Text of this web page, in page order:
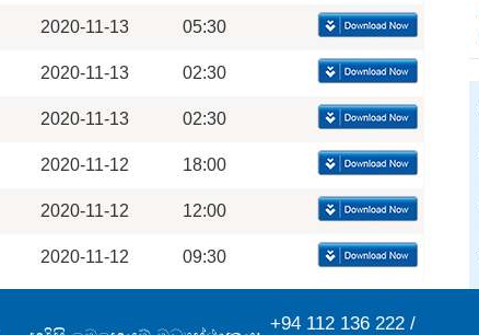
2020-11-13 05:30
2020-11-13 02:30
2020-11-13 02:30
2020-11-12 18:00
2020-11-12 12:00
2020-11-12 09:30
+94 112 136 222 /